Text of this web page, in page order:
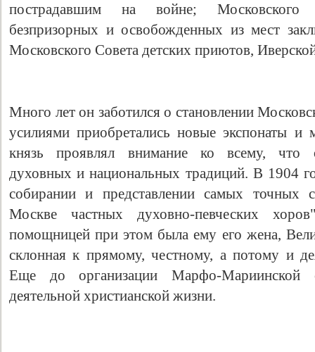
пострадавшим на войне; Московского
безпризорных и освобожденных из мест
Московского Совета детских приютов,
Много лет он заботился о становлении
усилиями приобретались новые экспонаты и
князь проявлял внимание ко всему, что
духовных и национальных традиций. В 1904
собирании и представлении самых точных
Москве частных духовно-певческих
помощницей при этом была ему его жена,
склонная к прямому, честному, а потому и
Еще до организации Марфо-Мариинской
деятельной христианской жизни.